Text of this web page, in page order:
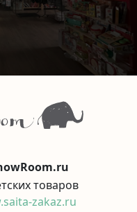
товаров
zakaz.ru